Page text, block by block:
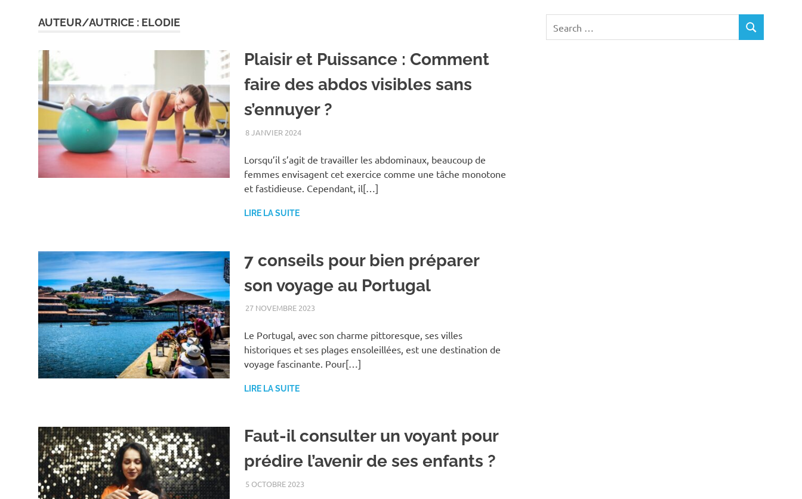
AUTEUR/AUTRICE : ELODIE
Plaisir et Puissance : Comment
faire des abdos visibles sans
s’ennuyer ?
8 JANVIER 2024
Lorsqu’il s’agit de travailler les abdominaux, beaucoup de
femmes envisagent cet exercice comme une tâche monotone
et fastidieuse. Cependant, il[…]
LIRE LA SUITE
7 conseils pour bien préparer
son voyage au Portugal
27 NOVEMBRE 2023
Le Portugal, avec son charme pittoresque, ses villes
historiques et ses plages ensoleillées, est une destination de
voyage fascinante. Pour[…]
LIRE LA SUITE
Faut-il consulter un voyant pour
prédire l’avenir de ses enfants ?
5 OCTOBRE 2023
for:
SEARCH